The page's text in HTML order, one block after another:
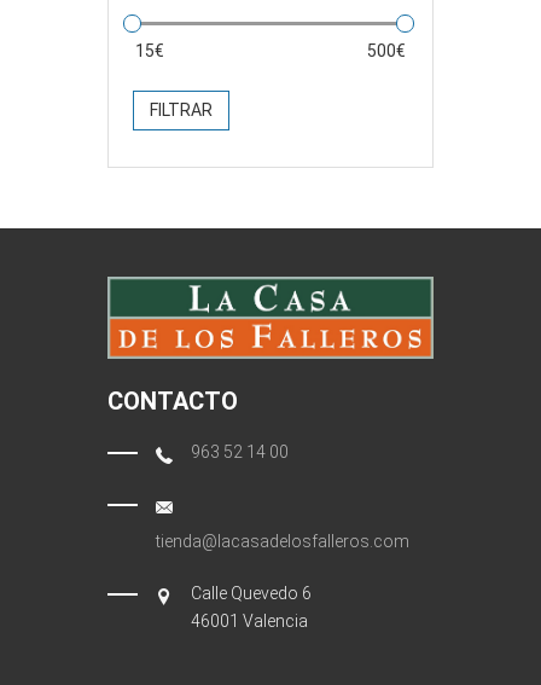
FILTRAR
CONTACTO
963 52 14 00
tienda@lacasadelosfalleros.com
Calle Quevedo 6
46001 Valencia